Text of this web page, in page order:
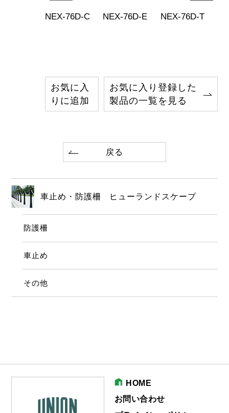
NEX-76D-C NEX-76D-E NEX-76D-T
お気に入
りに追加
お気に入り登録した
製品の一覧を見る
戻る
車止め・防護柵 ヒューランドスケープ
防護柵
車止め
その他
HOME
お問い合わせ